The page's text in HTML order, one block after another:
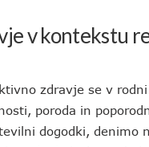
v kontekstu
zdravje se v
poroda in
dogodki, denimo